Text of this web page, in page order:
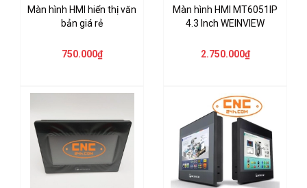
Màn hình HMI hiển thị văn
bản giá rẻ
750.000₫
Màn hình HMI MT6051IP
4.3 Inch WEINVIEW
2.750.000₫